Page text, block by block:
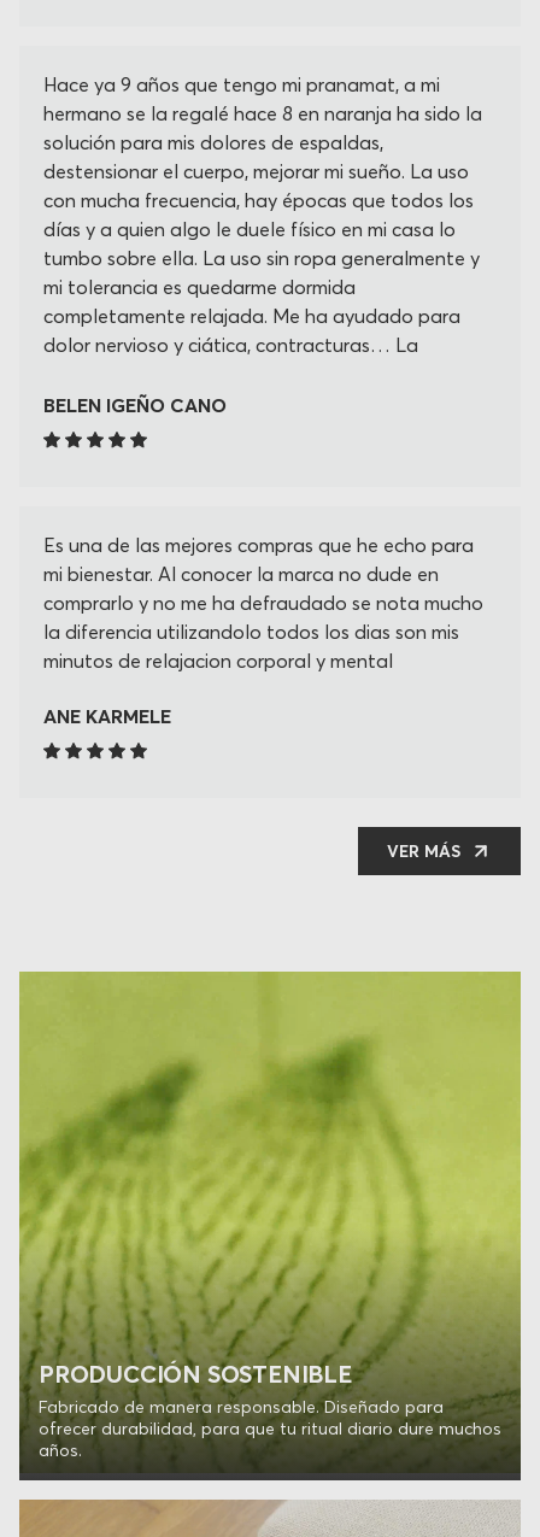
Hace ya 9 años que tengo mi pranamat, a mi
hermano se la regalé hace 8 en naranja ha sido la
solución para mis dolores de espaldas,
destensionar el cuerpo, mejorar mi sueño. La uso
con mucha frecuencia, hay épocas que todos los
días y a quien algo le duele físico en mi casa lo
tumbo sobre ella. La uso sin ropa generalmente y
mi tolerancia es quedarme dormida
completamente relajada. Me ha ayudado para
dolor nervioso y ciática, contracturas… La
adquirido, estoy a la espera de recibir el cojín
cervical que creo que será un accesorio
BELEN IGEÑO CANO
Es una de las mejores compras que he echo para
mi bienestar. Al conocer la marca no dude en
comprarlo y no me ha defraudado se nota mucho
la diferencia utilizandolo todos los dias son mis
minutos de relajacion corporal y mental
ANE KARMELE
VER MÁS
PRODUCCIÓN SOSTENIBLE
Fabricado de manera responsable. Diseñado para
ofrecer durabilidad, para que tu ritual diario dure muchos
años.